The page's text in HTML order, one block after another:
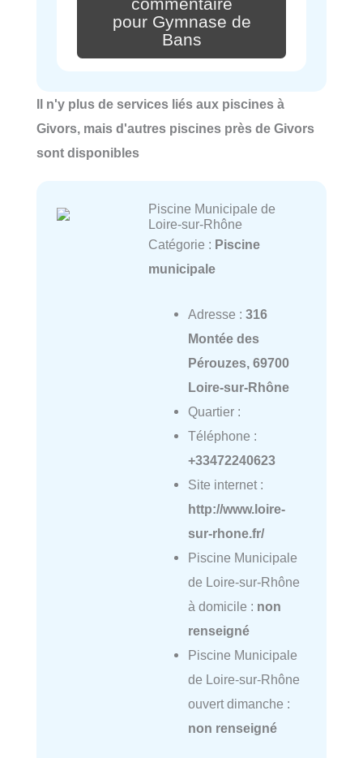
commentaire
pour Gymnase de
Bans
Il n'y plus de services liés aux piscines à
Givors, mais d'autres piscines près de Givors
sont disponibles
Piscine Municipale de
Loire-sur-Rhône
Catégorie : Piscine
municipale
Adresse : 316
Montée des
Pérouzes, 69700
Loire-sur-Rhône
Quartier :
Téléphone :
+33472240623
Site internet :
http://www.loire-
sur-rhone.fr/
Piscine Municipale
de Loire-sur-Rhône
à domicile : non
renseigné
Piscine Municipale
de Loire-sur-Rhône
ouvert dimanche :
non renseigné